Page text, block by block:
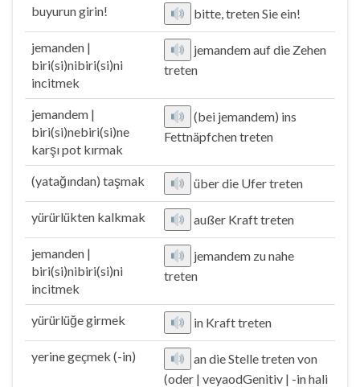
buyurun girin! bitte, treten Sie ein!
jemanden |
biri(si)nibiri(si)ni
incitmek
jemandem auf die Zehen
treten
jemandem |
biri(si)nebiri(si)ne
karşı pot kırmak
(bei jemandem) ins
Fettnäpfchen treten
(yatağından) taşmak über die Ufer treten
yürürlükten kalkmak außer Kraft treten
jemanden |
biri(si)nibiri(si)ni
incitmek
jemandem zu nahe
treten
yürürlüğe girmek in Kraft treten
yerine geçmek (-in)
an die Stelle treten von
(oder | veyaodGenitiv | -in hali